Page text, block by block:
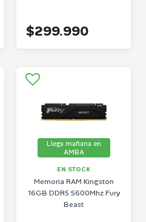
$299.990
Llega mañana en
AMBA
EN STOCK
Memoria RAM Kingston
16GB DDR5 5600Mhz Fury
Beast